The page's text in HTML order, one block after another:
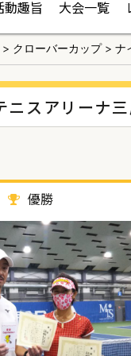
動趣旨 大会一覧
> クローバーカップ> ナ
スアリーナ
優勝